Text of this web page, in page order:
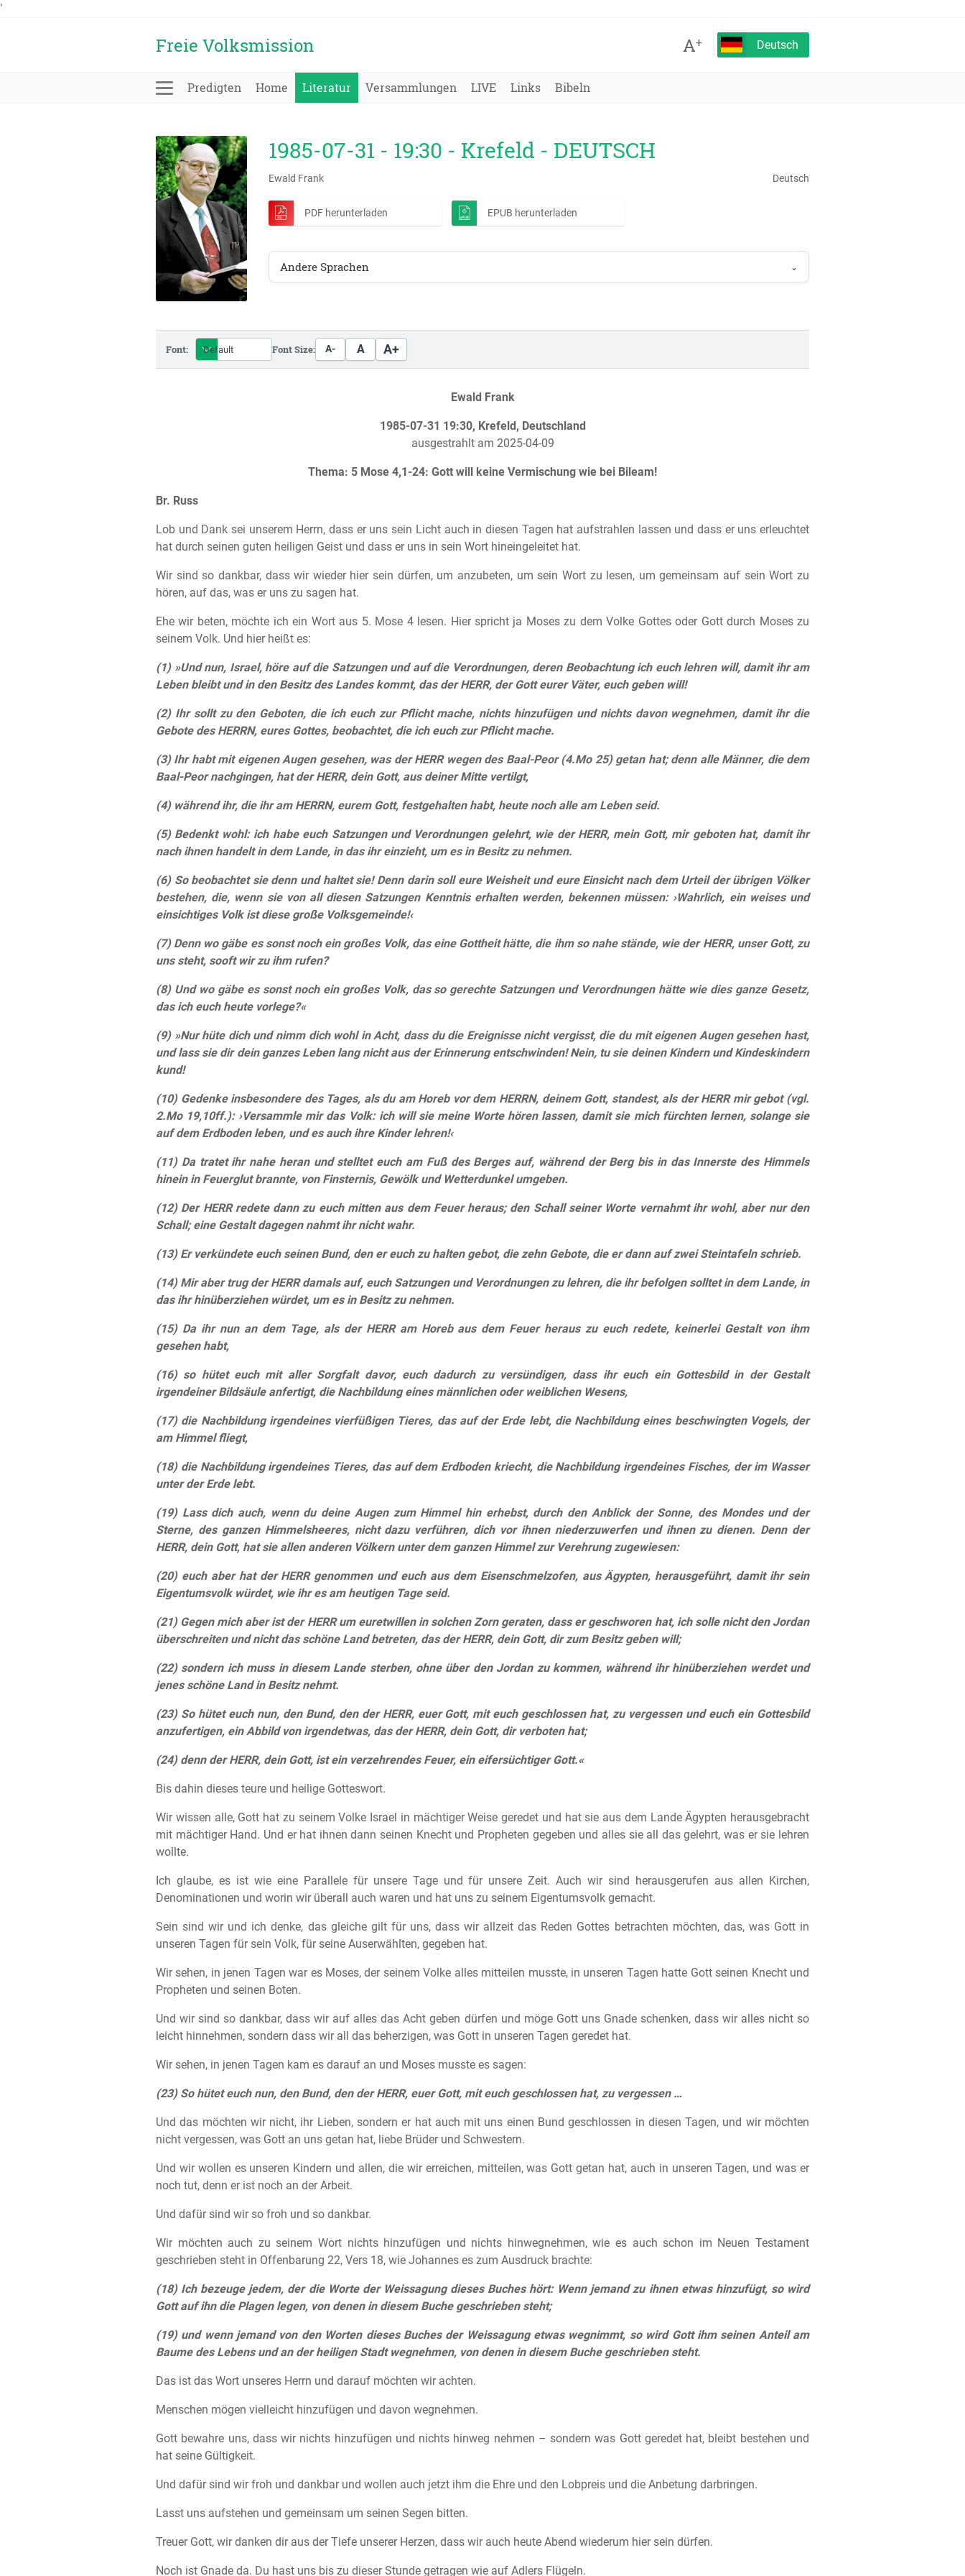
'
Freie Volksmission A+ Deutsch
Predigten Home Literatur Versammlungen LIVE Links Bibeln
1985-07-31 - 19:30 - Krefeld - DEUTSCH
Ewald Frank Deutsch
PDF herunterladen EPUB herunterladen
Andere Sprachen ⌄
Font: Font Size: A- A A+
Ewald Frank
1985-07-31 19:30, Krefeld, Deutschland
ausgestrahlt am 2025-04-09
Thema: 5 Mose 4,1-24: Gott will keine Vermischung wie bei Bileam!
Br. Russ
Lob und Dank sei unserem Herrn, dass er uns sein Licht auch in diesen Tagen hat aufstrahlen lassen und dass er uns erleuchtet
hat durch seinen guten heiligen Geist und dass er uns in sein Wort hineingeleitet hat.
Wir sind so dankbar, dass wir wieder hier sein dürfen, um anzubeten, um sein Wort zu lesen, um gemeinsam auf sein Wort zu
hören, auf das, was er uns zu sagen hat.
Ehe wir beten, möchte ich ein Wort aus 5. Mose 4 lesen. Hier spricht ja Moses zu dem Volke Gottes oder Gott durch Moses zu
seinem Volk. Und hier heißt es:
(1) »Und nun, Israel, höre auf die Satzungen und auf die Verordnungen, deren Beobachtung ich euch lehren will, damit ihr am
Leben bleibt und in den Besitz des Landes kommt, das der HERR, der Gott eurer Väter, euch geben will!
(2) Ihr sollt zu den Geboten, die ich euch zur Pflicht mache, nichts hinzufügen und nichts davon wegnehmen, damit ihr die
Gebote des HERRN, eures Gottes, beobachtet, die ich euch zur Pflicht mache.
(3) Ihr habt mit eigenen Augen gesehen, was der HERR wegen des Baal-Peor (4.Mo 25) getan hat; denn alle Männer, die dem
Baal-Peor nachgingen, hat der HERR, dein Gott, aus deiner Mitte vertilgt,
(4) während ihr, die ihr am HERRN, eurem Gott, festgehalten habt, heute noch alle am Leben seid.
(5) Bedenkt wohl: ich habe euch Satzungen und Verordnungen gelehrt, wie der HERR, mein Gott, mir geboten hat, damit ihr
nach ihnen handelt in dem Lande, in das ihr einzieht, um es in Besitz zu nehmen.
(6) So beobachtet sie denn und haltet sie! Denn darin soll eure Weisheit und eure Einsicht nach dem Urteil der übrigen Völker
bestehen, die, wenn sie von all diesen Satzungen Kenntnis erhalten werden, bekennen müssen: ›Wahrlich, ein weises und
einsichtiges Volk ist diese große Volksgemeinde!‹
(7) Denn wo gäbe es sonst noch ein großes Volk, das eine Gottheit hätte, die ihm so nahe stände, wie der HERR, unser Gott, zu
uns steht, sooft wir zu ihm rufen?
(8) Und wo gäbe es sonst noch ein großes Volk, das so gerechte Satzungen und Verordnungen hätte wie dies ganze Gesetz,
das ich euch heute vorlege?«
(9) »Nur hüte dich und nimm dich wohl in Acht, dass du die Ereignisse nicht vergisst, die du mit eigenen Augen gesehen hast,
und lass sie dir dein ganzes Leben lang nicht aus der Erinnerung entschwinden! Nein, tu sie deinen Kindern und Kindeskindern
kund!
(10) Gedenke insbesondere des Tages, als du am Horeb vor dem HERRN, deinem Gott, standest, als der HERR mir gebot (vgl.
2.Mo 19,10ff.): ›Versammle mir das Volk: ich will sie meine Worte hören lassen, damit sie mich fürchten lernen, solange sie
auf dem Erdboden leben, und es auch ihre Kinder lehren!‹
(11) Da tratet ihr nahe heran und stelltet euch am Fuß des Berges auf, während der Berg bis in das Innerste des Himmels
hinein in Feuerglut brannte, von Finsternis, Gewölk und Wetterdunkel umgeben.
(12) Der HERR redete dann zu euch mitten aus dem Feuer heraus; den Schall seiner Worte vernahmt ihr wohl, aber nur den
Schall; eine Gestalt dagegen nahmt ihr nicht wahr.
(13) Er verkündete euch seinen Bund, den er euch zu halten gebot, die zehn Gebote, die er dann auf zwei Steintafeln schrieb.
(14) Mir aber trug der HERR damals auf, euch Satzungen und Verordnungen zu lehren, die ihr befolgen solltet in dem Lande, in
das ihr hinüberziehen würdet, um es in Besitz zu nehmen.
(15) Da ihr nun an dem Tage, als der HERR am Horeb aus dem Feuer heraus zu euch redete, keinerlei Gestalt von ihm
gesehen habt,
(16) so hütet euch mit aller Sorgfalt davor, euch dadurch zu versündigen, dass ihr euch ein Gottesbild in der Gestalt
irgendeiner Bildsäule anfertigt, die Nachbildung eines männlichen oder weiblichen Wesens,
(17) die Nachbildung irgendeines vierfüßigen Tieres, das auf der Erde lebt, die Nachbildung eines beschwingten Vogels, der
am Himmel fliegt,
(18) die Nachbildung irgendeines Tieres, das auf dem Erdboden kriecht, die Nachbildung irgendeines Fisches, der im Wasser
unter der Erde lebt.
(19) Lass dich auch, wenn du deine Augen zum Himmel hin erhebst, durch den Anblick der Sonne, des Mondes und der
Sterne, des ganzen Himmelsheeres, nicht dazu verführen, dich vor ihnen niederzuwerfen und ihnen zu dienen. Denn der
HERR, dein Gott, hat sie allen anderen Völkern unter dem ganzen Himmel zur Verehrung zugewiesen:
(20) euch aber hat der HERR genommen und euch aus dem Eisenschmelzofen, aus Ägypten, herausgeführt, damit ihr sein
Eigentumsvolk würdet, wie ihr es am heutigen Tage seid.
(21) Gegen mich aber ist der HERR um euretwillen in solchen Zorn geraten, dass er geschworen hat, ich solle nicht den Jordan
überschreiten und nicht das schöne Land betreten, das der HERR, dein Gott, dir zum Besitz geben will;
(22) sondern ich muss in diesem Lande sterben, ohne über den Jordan zu kommen, während ihr hinüberziehen werdet und
jenes schöne Land in Besitz nehmt.
(23) So hütet euch nun, den Bund, den der HERR, euer Gott, mit euch geschlossen hat, zu vergessen und euch ein Gottesbild
anzufertigen, ein Abbild von irgendetwas, das der HERR, dein Gott, dir verboten hat;
(24) denn der HERR, dein Gott, ist ein verzehrendes Feuer, ein eifersüchtiger Gott.«
Bis dahin dieses teure und heilige Gotteswort.
Wir wissen alle, Gott hat zu seinem Volke Israel in mächtiger Weise geredet und hat sie aus dem Lande Ägypten herausgebracht
mit mächtiger Hand. Und er hat ihnen dann seinen Knecht und Propheten gegeben und alles sie all das gelehrt, was er sie lehren
wollte.
Ich glaube, es ist wie eine Parallele für unsere Tage und für unsere Zeit. Auch wir sind herausgerufen aus allen Kirchen,
Denominationen und worin wir überall auch waren und hat uns zu seinem Eigentumsvolk gemacht.
Sein sind wir und ich denke, das gleiche gilt für uns, dass wir allzeit das Reden Gottes betrachten möchten, das, was Gott in
unseren Tagen für sein Volk, für seine Auserwählten, gegeben hat.
Wir sehen, in jenen Tagen war es Moses, der seinem Volke alles mitteilen musste, in unseren Tagen hatte Gott seinen Knecht und
Propheten und seinen Boten.
Und wir sind so dankbar, dass wir auf alles das Acht geben dürfen und möge Gott uns Gnade schenken, dass wir alles nicht so
leicht hinnehmen, sondern dass wir all das beherzigen, was Gott in unseren Tagen geredet hat.
Wir sehen, in jenen Tagen kam es darauf an und Moses musste es sagen:
(23) So hütet euch nun, den Bund, den der HERR, euer Gott, mit euch geschlossen hat, zu vergessen …
Und das möchten wir nicht, ihr Lieben, sondern er hat auch mit uns einen Bund geschlossen in diesen Tagen, und wir möchten
nicht vergessen, was Gott an uns getan hat, liebe Brüder und Schwestern.
Und wir wollen es unseren Kindern und allen, die wir erreichen, mitteilen, was Gott getan hat, auch in unseren Tagen, und was er
noch tut, denn er ist noch an der Arbeit.
Und dafür sind wir so froh und so dankbar.
Wir möchten auch zu seinem Wort nichts hinzufügen und nichts hinwegnehmen, wie es auch schon im Neuen Testament
geschrieben steht in Offenbarung 22, Vers 18, wie Johannes es zum Ausdruck brachte:
(18) Ich bezeuge jedem, der die Worte der Weissagung dieses Buches hört: Wenn jemand zu ihnen etwas hinzufügt, so wird
Gott auf ihn die Plagen legen, von denen in diesem Buche geschrieben steht;
(19) und wenn jemand von den Worten dieses Buches der Weissagung etwas wegnimmt, so wird Gott ihm seinen Anteil am
Baume des Lebens und an der heiligen Stadt wegnehmen, von denen in diesem Buche geschrieben steht.
Das ist das Wort unseres Herrn und darauf möchten wir achten.
Menschen mögen vielleicht hinzufügen und davon wegnehmen.
Gott bewahre uns, dass wir nichts hinzufügen und nichts hinweg nehmen – sondern was Gott geredet hat, bleibt bestehen und
hat seine Gültigkeit.
Und dafür sind wir froh und dankbar und wollen auch jetzt ihm die Ehre und den Lobpreis und die Anbetung darbringen.
Lasst uns aufstehen und gemeinsam um seinen Segen bitten.
Treuer Gott, wir danken dir aus der Tiefe unserer Herzen, dass wir auch heute Abend wiederum hier sein dürfen.
Noch ist Gnade da. Du hast uns bis zu dieser Stunde getragen wie auf Adlers Flügeln.